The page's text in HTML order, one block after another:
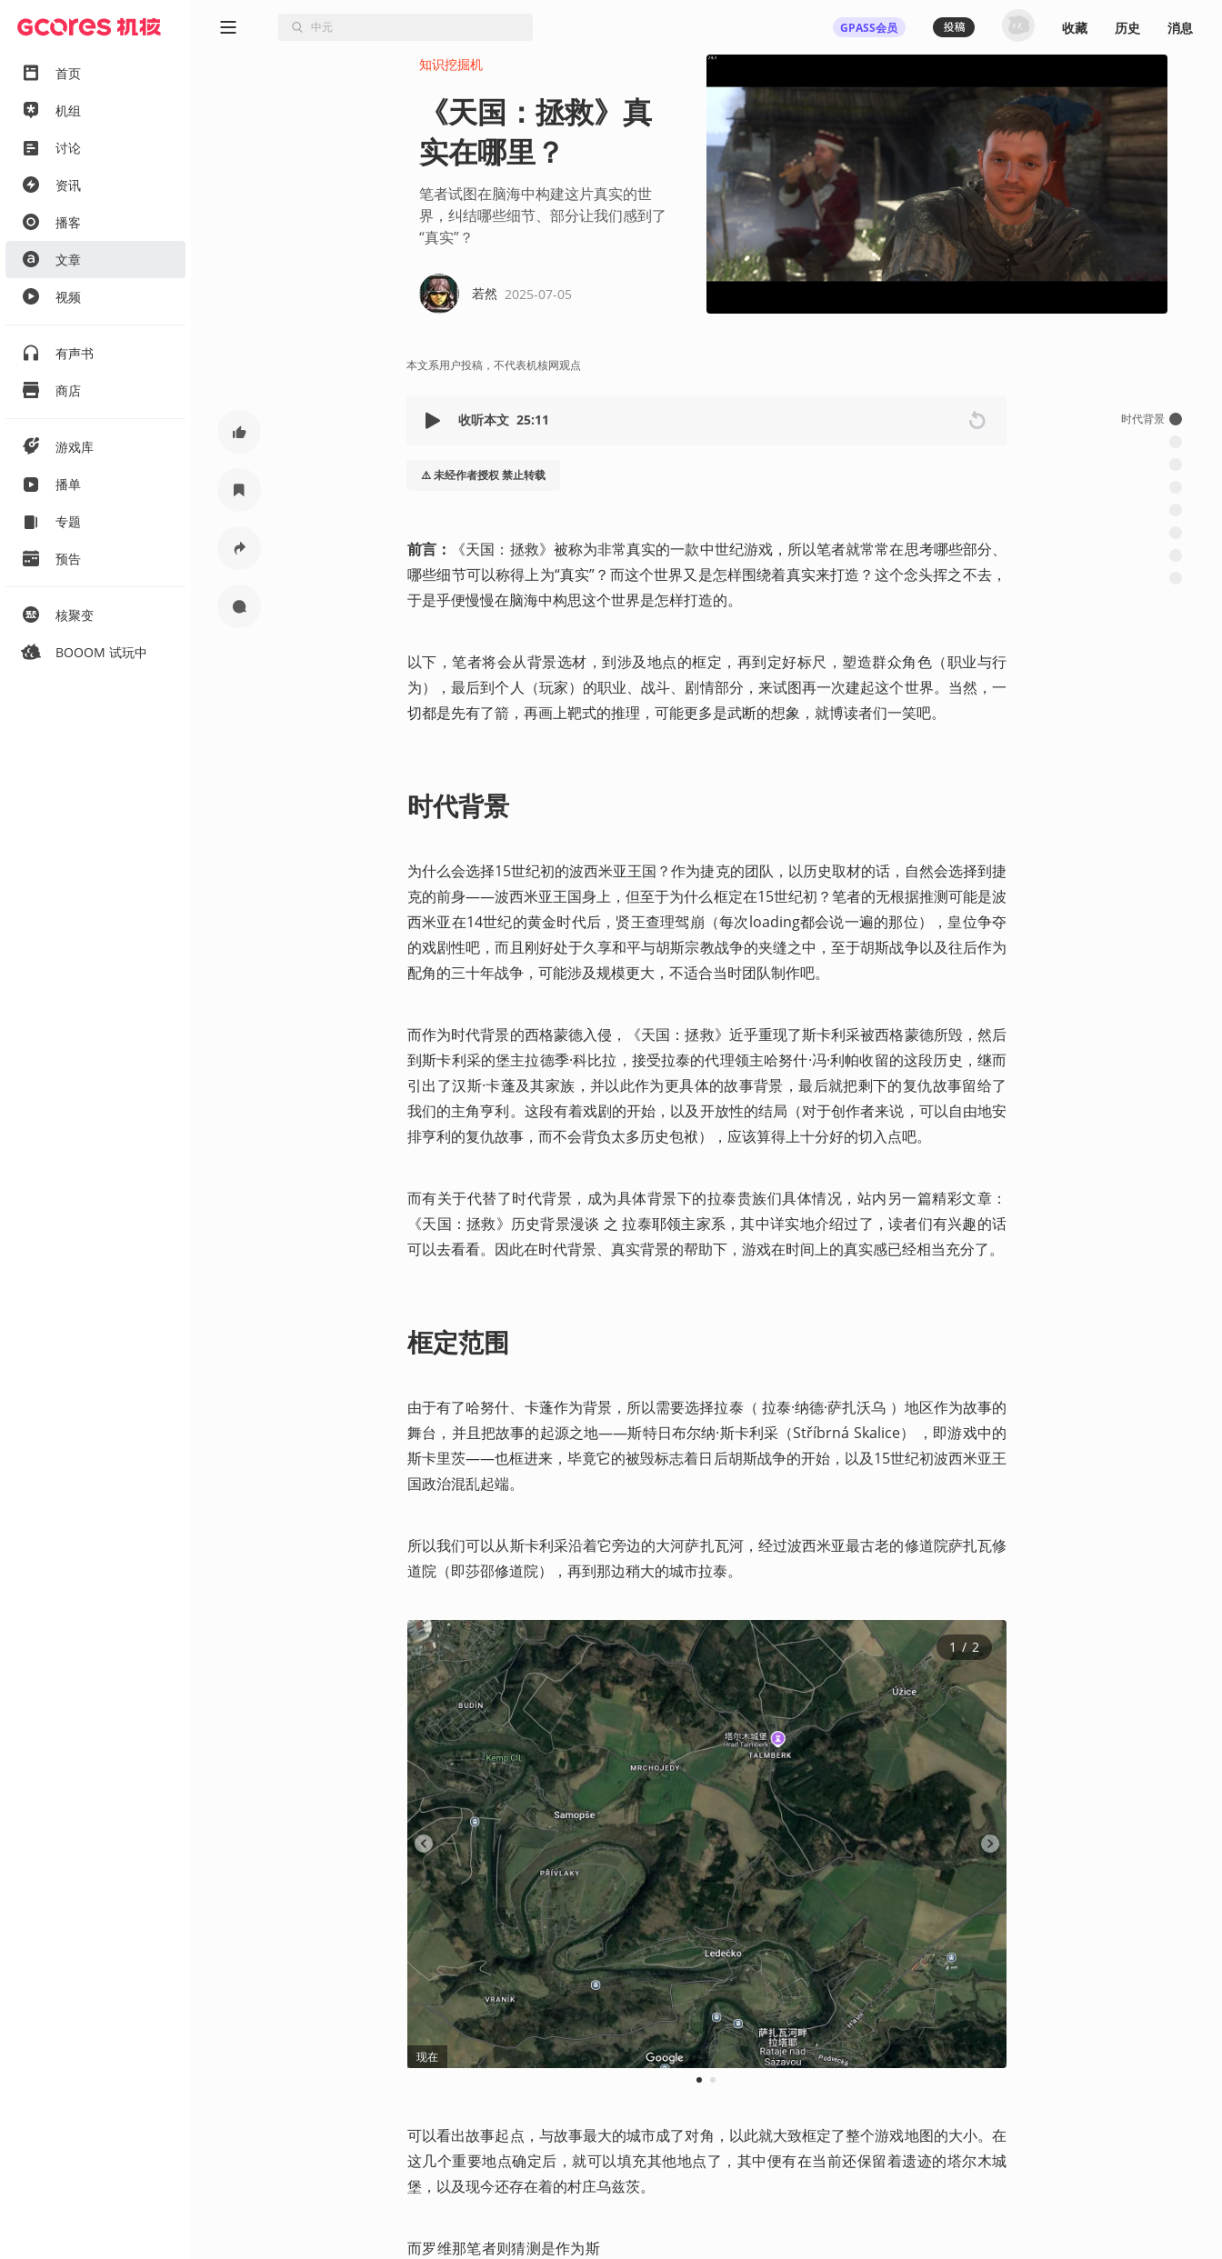
首页
机组
讨论
资讯
播客
文章
视频
有声书
商店
游戏库
播单
专题
预告
核聚变
BOOOM 试玩中
GPASS会员
登录机核你可以：
多端历史播放同步
发布内容动态/评论 关注喜欢的创作者
登录 / 注册
收藏 历史 消息
知识挖掘机
《天国：拯救》真
实在哪里？
笔者试图在脑海中构建这片真实的世
界，纠结哪些细节、部分让我们感到了
“真实”？
若然 2025-07-05
本文系用户投稿，不代表机核网观点
收听本文 25:11
⚠️ 未经作者授权 禁止转载
前言：
《天国：拯救》被称为非常真实的一款中世纪游戏，所以笔者就常常在思考哪些部分、
哪些细节可以称得上为“真实”？而这个世界又是怎样围绕着真实来打造？这个念头挥之不去，
于是乎便慢慢在脑海中构思这个世界是怎样打造的。
以下，笔者将会从背景选材，到涉及地点的框定，再到定好标尺，塑造群众角色（职业与行
为），最后到个人（玩家）的职业、战斗、剧情部分，来试图再一次建起这个世界。当然，一
切都是先有了箭，再画上靶式的推理，可能更多是武断的想象，就博读者们一笑吧。
时代背景
为什么会选择15世纪初的波西米亚王国？作为捷克的团队，以历史取材的话，自然会选择到捷
克的前身——波西米亚王国身上，但至于为什么框定在15世纪初？笔者的无根据推测可能是波
西米亚在14世纪的黄金时代后，贤王查理驾崩（每次loading都会说一遍的那位），皇位争夺
的戏剧性吧，而且刚好处于久享和平与胡斯宗教战争的夹缝之中，至于胡斯战争以及往后作为
配角的三十年战争，可能涉及规模更大，不适合当时团队制作吧。
而作为时代背景的西格蒙德入侵，《天国：拯救》近乎重现了斯卡利采被西格蒙德所毁，然后
到斯卡利采的堡主拉德季·科比拉，接受拉泰的代理领主哈努什·冯·利帕收留的这段历史，继而
引出了汉斯·卡蓬及其家族，并以此作为更具体的故事背景，最后就把剩下的复仇故事留给了
我们的主角亨利。这段有着戏剧的开始，以及开放性的结局（对于创作者来说，可以自由地安
排亨利的复仇故事，而不会背负太多历史包袱），应该算得上十分好的切入点吧。
而有关于代替了时代背景，成为具体背景下的拉泰贵族们具体情况，站内另一篇精彩文章：
《天国：拯救》历史背景漫谈 之 拉泰耶领主家系，其中详实地介绍过了，读者们有兴趣的话
可以去看看。因此在时代背景、真实背景的帮助下，游戏在时间上的真实感已经相当充分了。
框定范围
由于有了哈努什、卡蓬作为背景，所以需要选择拉泰（ 拉泰·纳德·萨扎沃乌 ）地区作为故事的
舞台，并且把故事的起源之地——斯特日布尔纳·斯卡利采（Stříbrná Skalice） ，即游戏中的
斯卡里茨——也框进来，毕竟它的被毁标志着日后胡斯战争的开始，以及15世纪初波西米亚王
国政治混乱起端。
所以我们可以从斯卡利采沿着它旁边的大河萨扎瓦河，经过波西米亚最古老的修道院萨扎瓦修
道院（即莎邵修道院），再到那边稍大的城市拉泰。
现在
1 2
1 / 2
可以看出故事起点，与故事最大的城市成了对角，以此就大致框定了整个游戏地图的大小。在
这几个重要地点确定后，就可以填充其他地点了，其中便有在当前还保留着遗迹的塔尔木城
堡，以及现今还存在着的村庄乌兹茨。
而罗维那笔者则猜测是作为斯
时代背景